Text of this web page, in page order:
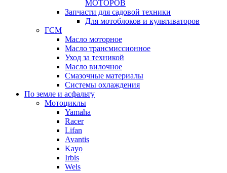
МОТОРОВ
Запчасти для садовой техники
Для мотоблоков и культиваторов
ГСМ
Масло моторное
Масло трансмиссионное
Уход за техникой
Масло вилочное
Смазочные материалы
Системы охлаждения
По земле и асфальту
Мотоциклы
Yamaha
Racer
Lifan
Avantis
Kayo
Irbis
Wels